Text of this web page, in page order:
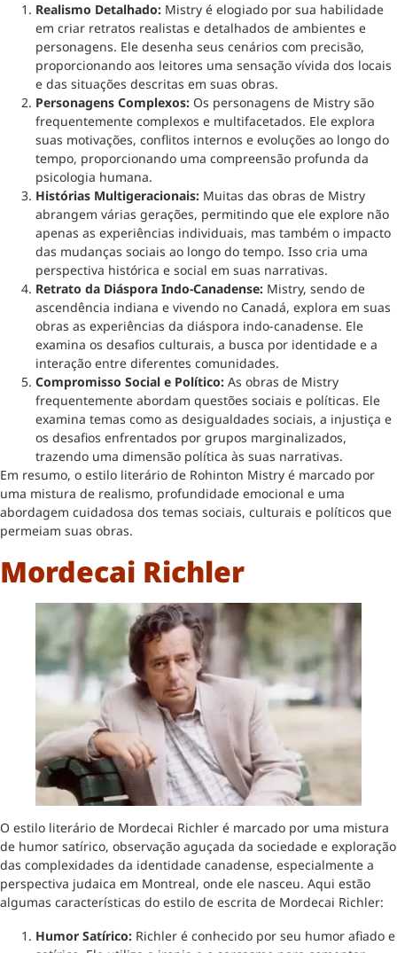
Realismo Detalhado: Mistry é elogiado por sua habilidade
em criar retratos realistas e detalhados de ambientes e
personagens. Ele desenha seus cenários com precisão,
proporcionando aos leitores uma sensação vívida dos locais
e das situações descritas em suas obras.
Personagens Complexos: Os personagens de Mistry são
frequentemente complexos e multifacetados. Ele explora
suas motivações, conflitos internos e evoluções ao longo do
tempo, proporcionando uma compreensão profunda da
psicologia humana.
Histórias Multigeracionais: Muitas das obras de Mistry
abrangem várias gerações, permitindo que ele explore não
apenas as experiências individuais, mas também o impacto
das mudanças sociais ao longo do tempo. Isso cria uma
perspectiva histórica e social em suas narrativas.
Retrato da Diáspora Indo-Canadense: Mistry, sendo de
ascendência indiana e vivendo no Canadá, explora em suas
obras as experiências da diáspora indo-canadense. Ele
examina os desafios culturais, a busca por identidade e a
interação entre diferentes comunidades.
Compromisso Social e Político: As obras de Mistry
frequentemente abordam questões sociais e políticas. Ele
examina temas como as desigualdades sociais, a injustiça e
os desafios enfrentados por grupos marginalizados,
trazendo uma dimensão política às suas narrativas.
Em resumo, o estilo literário de Rohinton Mistry é marcado por
uma mistura de realismo, profundidade emocional e uma
abordagem cuidadosa dos temas sociais, culturais e políticos que
permeiam suas obras.
Mordecai Richler
O estilo literário de Mordecai Richler é marcado por uma mistura
de humor satírico, observação aguçada da sociedade e exploração
das complexidades da identidade canadense, especialmente a
perspectiva judaica em Montreal, onde ele nasceu. Aqui estão
algumas características do estilo de escrita de Mordecai Richler:
Humor Satírico: Richler é conhecido por seu humor afiado e